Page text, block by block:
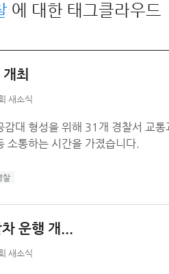
보도자료
디지털 명예의 전당
에 대한 태그클라우드
최
새소식
대 형성을 위해 31개 경찰서 교
소통하는 시간을 가졌습니다.
찰
운행 개...
새소식